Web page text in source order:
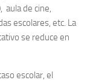
aula de cine,
escolares, etc. La
se reduce en
escolar, el